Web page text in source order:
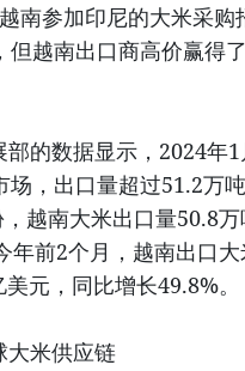
南参加印尼的大米采购
但越南出口商高价赢得
的数据显示，2024年
场，出口量超过51.2万
越南大米出口量50.8
年前2个月，越南出口
元，同比增长49.8%。
大米供应链